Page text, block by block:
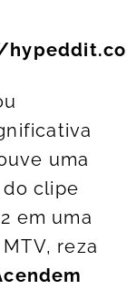
uma
clipe
em uma
reza